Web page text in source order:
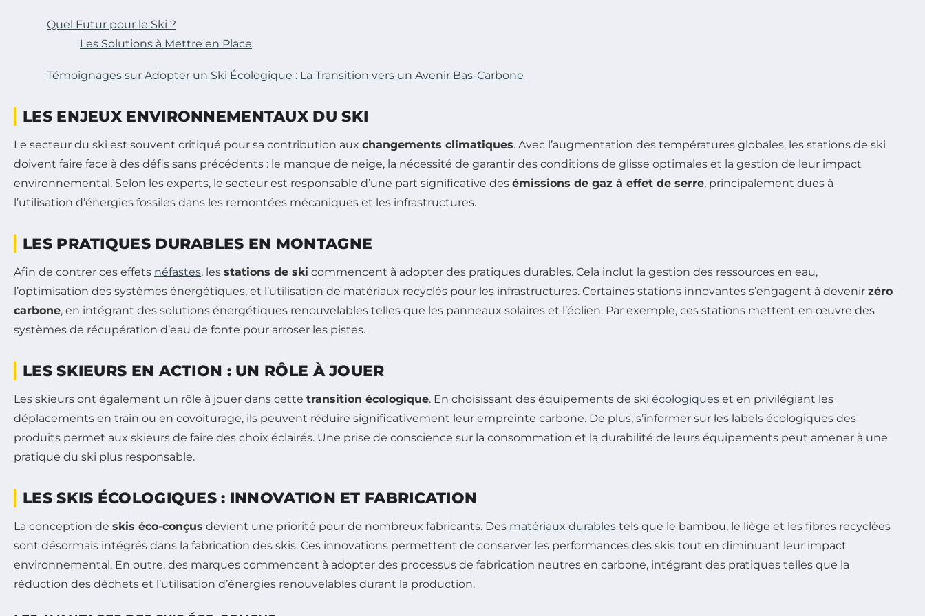
Quel Futur pour le Ski ?
Les Solutions à Mettre en Place
Témoignages sur Adopter un Ski Écologique : La Transition vers un Avenir Bas-Carbone
LES ENJEUX ENVIRONNEMENTAUX DU SKI
Le secteur du ski est souvent critiqué pour sa contribution aux changements climatiques. Avec l’augmentation des températures globales, les stations de ski
doivent faire face à des défis sans précédents : le manque de neige, la nécessité de garantir des conditions de glisse optimales et la gestion de leur impact
environnemental. Selon les experts, le secteur est responsable d’une part significative des émissions de gaz à effet de serre, principalement dues à
l’utilisation d’énergies fossiles dans les remontées mécaniques et les infrastructures.
LES PRATIQUES DURABLES EN MONTAGNE
Afin de contrer ces effets néfastes, les stations de ski commencent à adopter des pratiques durables. Cela inclut la gestion des ressources en eau,
l’optimisation des systèmes énergétiques, et l’utilisation de matériaux recyclés pour les infrastructures. Certaines stations innovantes s’engagent à devenir zéro
carbone, en intégrant des solutions énergétiques renouvelables telles que les panneaux solaires et l’éolien. Par exemple, ces stations mettent en œuvre des
systèmes de récupération d’eau de fonte pour arroser les pistes.
LES SKIEURS EN ACTION : UN RÔLE À JOUER
Les skieurs ont également un rôle à jouer dans cette transition écologique. En choisissant des équipements de ski écologiques et en privilégiant les
déplacements en train ou en covoiturage, ils peuvent réduire significativement leur empreinte carbone. De plus, s’informer sur les labels écologiques des
produits permet aux skieurs de faire des choix éclairés. Une prise de conscience sur la consommation et la durabilité de leurs équipements peut amener à une
pratique du ski plus responsable.
LES SKIS ÉCOLOGIQUES : INNOVATION ET FABRICATION
La conception de skis éco-conçus devient une priorité pour de nombreux fabricants. Des matériaux durables tels que le bambou, le liège et les fibres recyclées
sont désormais intégrés dans la fabrication des skis. Ces innovations permettent de conserver les performances des skis tout en diminuant leur impact
environnemental. En outre, des marques commencent à adopter des processus de fabrication neutres en carbone, intégrant des pratiques telles que la
réduction des déchets et l’utilisation d’énergies renouvelables durant la production.